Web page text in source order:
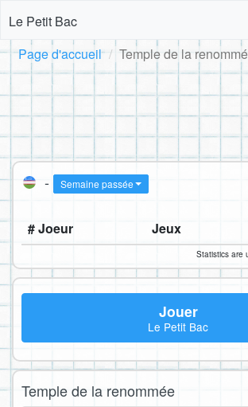
Le Petit Bac
Page d'accueil Temple de la
- Semaine passée
# Joeur Jeux
Statistics are
Jouer
Le Petit Bac
Temple de la renommée